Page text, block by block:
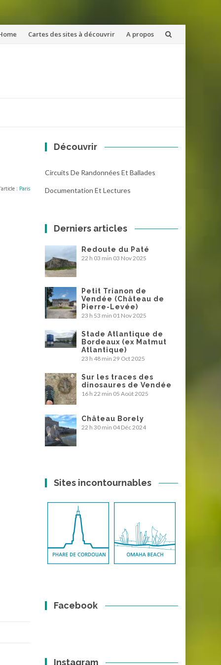
Cartes des sites à découvrir A propos
: Paris
Découvrir
Circuits De Randonnées Et Ballades
Documentation Et Lectures
Derniers articles
Redoute du Paté
22 h 03 min 03 Nov 2025
Petit Trianon de
Vendée (Château de
Pierre-Levée)
23 h 53 min 01 Nov 2025
Stade Atlantique de
Bordeaux (ex Matmut
Atlantique)
23 h 48 min 29 Oct 2025
Sur les traces des
dinosaures de Vendée
16 h 22 min 05 Août 2025
Château Borely
22 h 30 min 04 Déc 2024
Sites incontournables
Facebook
Instagram